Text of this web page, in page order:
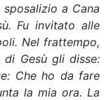
a Cana
Fu invitato alle
Nel frattempo,
Gesù gli disse:
Che ho da fare
la mia ora. La